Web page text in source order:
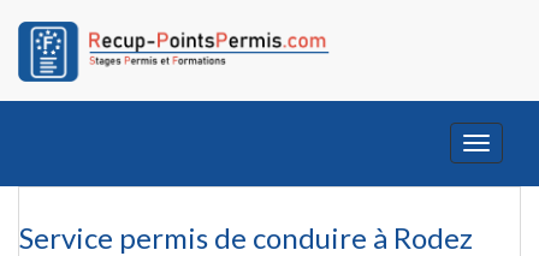
Toggle
Service permis de conduire à Rodez